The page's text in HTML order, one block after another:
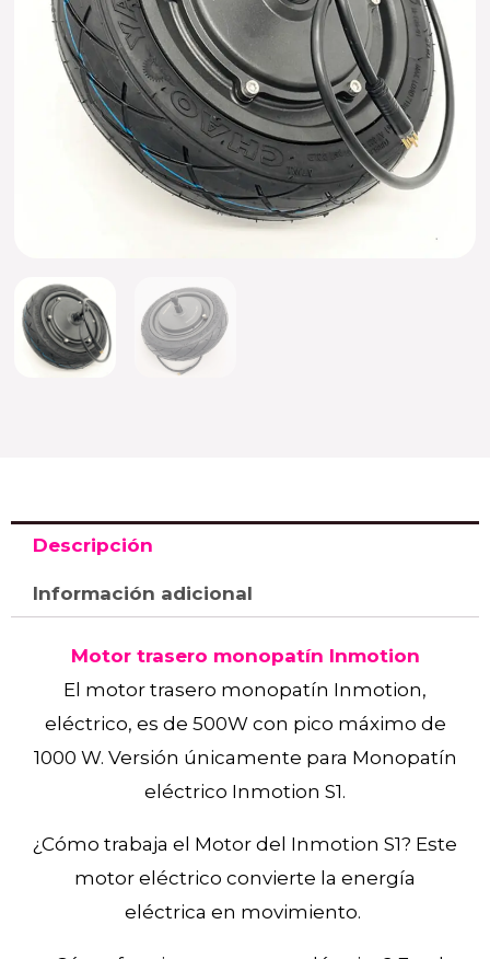
Descripción
Información adicional
Motor trasero monopatín Inmotion
El motor trasero monopatín Inmotion,
eléctrico, es de 500W con pico máximo de
1000 W. Versión únicamente para Monopatín
eléctrico Inmotion S1.
¿Cómo trabaja el Motor del Inmotion S1? Este
motor eléctrico convierte la energía
eléctrica en movimiento.